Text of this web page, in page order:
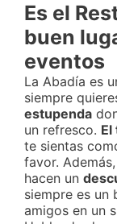
Es el
buen
eventos
La Abadía es
siempre
estupenda
un refresco. El
te sientas
favor.
hacen un
siempre es un
amigos en un